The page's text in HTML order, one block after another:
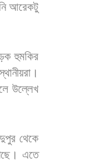
আরেকটু
হুমকির
উল্লেখ
দুপুর থেকে
এতে